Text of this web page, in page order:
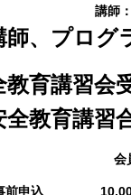
講師
、プログ
教育講習会
教育講習
会
前申込